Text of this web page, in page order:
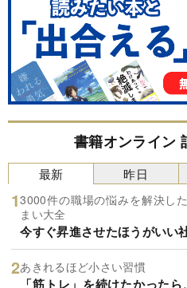
書籍オンライン
最新
3000件の職場の悩みを解決し
まい大全
今すぐ昇進させたほうがいい
あきれるほど小さい習慣
「筋トレ」を続けたかった
昨日